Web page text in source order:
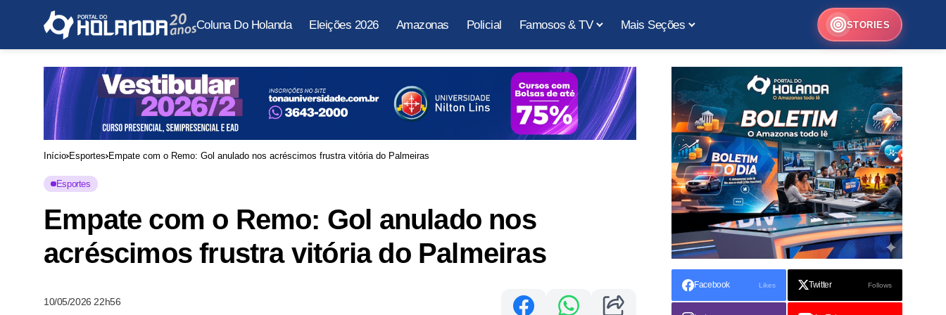
Coluna Do Holanda Eleições 2026 Amazonas Policial Famosos & TV Mais Seções STORIES
Início Esportes Empate com o Remo: Gol anulado nos acréscimos frustra vitória do Palmeiras
Esportes
Empate com o Remo: Gol anulado nos
acréscimos frustra vitória do Palmeiras
10/05/2026 22h56
Facebook Likes Twitter Follows